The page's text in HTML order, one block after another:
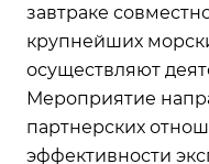
завтраке
крупнейших
осуществляют
Мероприятие
партнерских
эффективности